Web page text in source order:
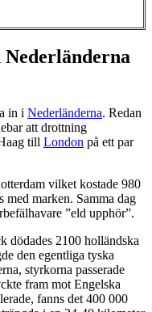
in i Nederländerna. Redan
att drottning
till London på ett par
vilket kostade 980
med marken. Samma dag
”eld upphör”.
dödades 2100 holländska
den egentliga tyska
styrkorna passerade
fram mot Engelska
fanns det 400 000